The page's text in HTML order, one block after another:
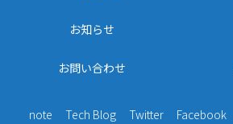
お知らせ
お問い合わせ
note Tech Blog Twitter Facebook